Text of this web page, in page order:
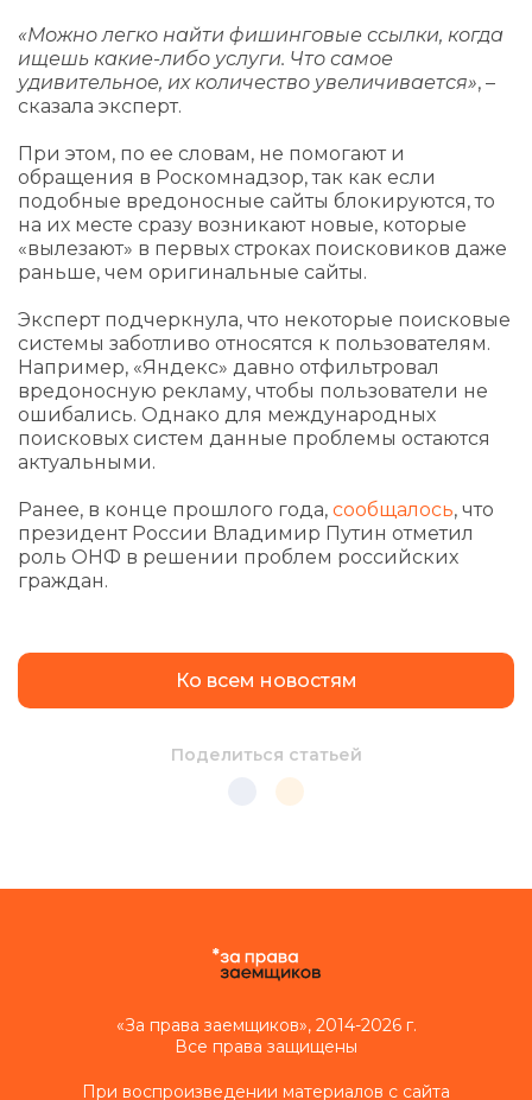
«Можно легко найти фишинговые ссылки, когда
ищешь какие-либо услуги. Что самое
удивительное, их количество увеличивается», –
сказала эксперт.
При этом, по ее словам, не помогают и
обращения в Роскомнадзор, так как если
подобные вредоносные сайты блокируются, то
на их месте сразу возникают новые, которые
«вылезают» в первых строках поисковиков даже
раньше, чем оригинальные сайты.
Эксперт подчеркнула, что некоторые поисковые
системы заботливо относятся к пользователям.
Например, «Яндекс» давно отфильтровал
вредоносную рекламу, чтобы пользователи не
ошибались. Однако для международных
поисковых систем данные проблемы остаются
актуальными.
Ранее, в конце прошлого года, сообщалось, что
президент России Владимир Путин отметил
роль ОНФ в решении проблем российских
граждан.
Ко всем новостям
Поделиться статьей
«За права заемщиков», 2014-2026 г.
Все права защищены
При воспроизведении материалов с сайта